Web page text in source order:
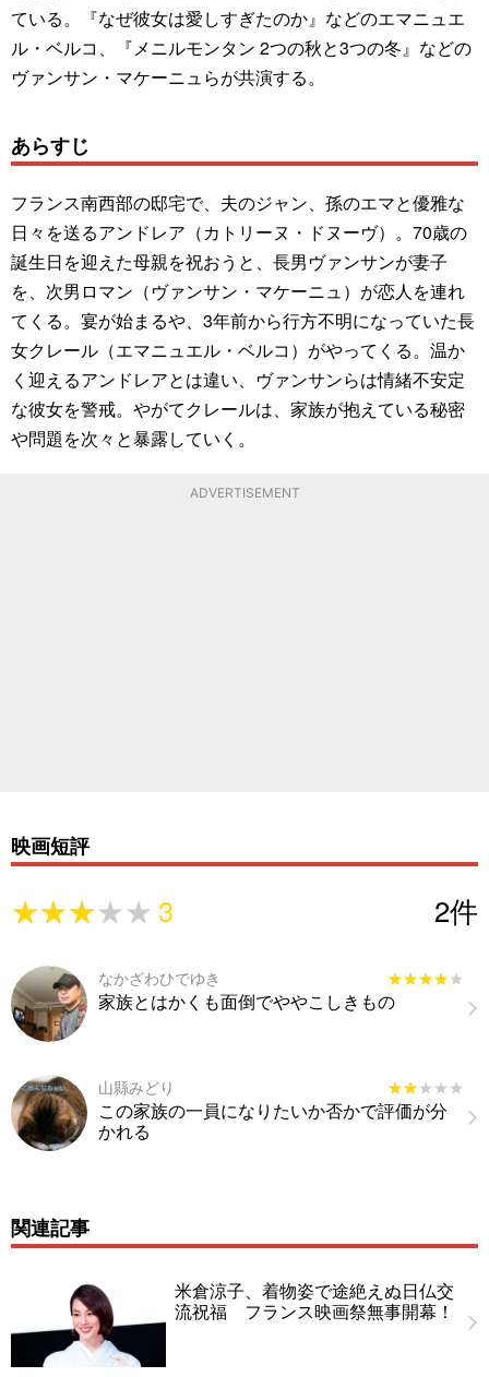
ている。『なぜ彼女は愛しすぎたのか』などのエマニュエ
ル・ベルコ、『メニルモンタン 2つの秋と3つの冬』などの
ヴァンサン・マケーニュらが共演する。
あらすじ
フランス南西部の邸宅で、夫のジャン、孫のエマと優雅な
日々を送るアンドレア（カトリーヌ・ドヌーヴ）。70歳の
誕生日を迎えた母親を祝おうと、長男ヴァンサンが妻子
を、次男ロマン（ヴァンサン・マケーニュ）が恋人を連れ
てくる。宴が始まるや、3年前から行方不明になっていた長
女クレール（エマニュエル・ベルコ）がやってくる。温か
く迎えるアンドレアとは違い、ヴァンサンらは情緒不安定
な彼女を警戒。やがてクレールは、家族が抱えている秘密
や問題を次々と暴露していく。
ADVERTISEMENT
映画短評
★★★★★
★★★★★ 3 2件
なかざわひでゆき ★★★★★
★★★★★
家族とはかくも面倒でややこしきもの
山縣みどり ★★★★★
★★★★★
この家族の一員になりたいか否かで評価が分
かれる
関連記事
米倉涼子、着物姿で途絶えぬ日仏交
流祝福 フランス映画祭無事開幕！